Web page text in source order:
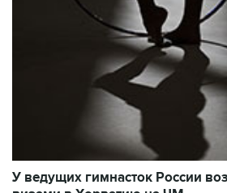
У ведущих гимнасток России